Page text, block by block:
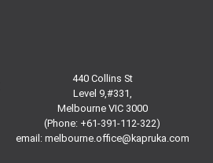
440 Collins St
Level 9,#331,
Melbourne VIC 3000
(Phone: +61-391-112-322)
email: melbourne.office@kapruka.com